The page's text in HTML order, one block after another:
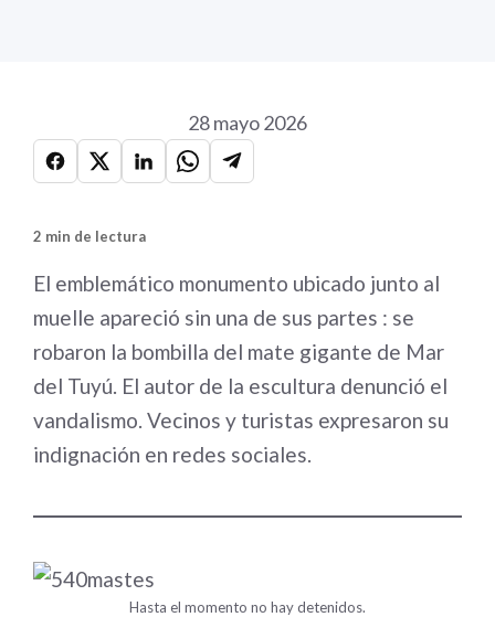
28 mayo 2026
2 min de lectura
El emblemático monumento ubicado junto al
muelle apareció sin una de sus partes : se
robaron la bombilla del mate gigante de Mar
del Tuyú. El autor de la escultura denunció el
vandalismo. Vecinos y turistas expresaron su
indignación en redes sociales.
Hasta el momento no hay detenidos.